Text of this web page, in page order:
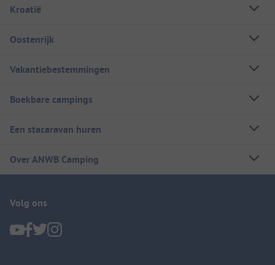
Kroatië
Oostenrijk
Vakantiebestemmingen
Boekbare campings
Een stacaravan huren
Over ANWB Camping
Volg ons